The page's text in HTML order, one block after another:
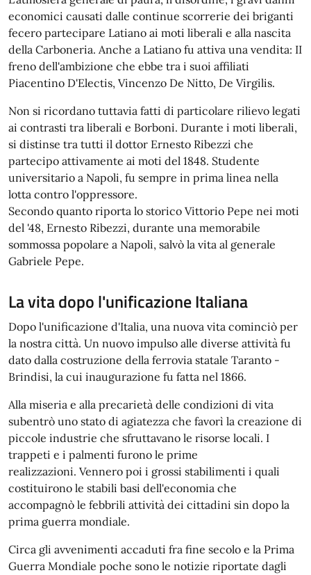
economici causati dalle continue scorrerie dei briganti
fecero partecipare Latiano ai moti liberali e alla nascita
della Carboneria. Anche a Latiano fu attiva una vendita: II
freno dell'ambizione che ebbe tra i suoi affiliati
Piacentino D'Electis, Vincenzo De Nitto, De Virgilis.
Non si ricordano tuttavia fatti di particolare rilievo legati
ai contrasti tra liberali e Borboni. Durante i moti liberali,
si distinse tra tutti il dottor Ernesto Ribezzi che
partecipo attivamente ai moti del 1848. Studente
universitario a Napoli, fu sempre in prima linea nella
lotta contro l'oppressore.
Secondo quanto riporta lo storico Vittorio Pepe nei moti
del '48, Ernesto Ribezzi, durante una memorabile
sommossa popolare a Napoli, salvò la vita al generale
Gabriele Pepe.
La vita dopo l'unificazione Italiana
Dopo l'unificazione d'Italia, una nuova vita cominciò per
la nostra città. Un nuovo impulso alle diverse attività fu
dato dalla costruzione della ferrovia statale Taranto -
Brindisi, la cui inaugurazione fu fatta nel 1866.
Alla miseria e alla precarietà delle condizioni di vita
subentrò uno stato di agiatezza che favorì la creazione di
piccole industrie che sfruttavano le risorse locali. I
trappeti e i palmenti furono le prime
realizzazioni. Vennero poi i grossi stabilimenti i quali
costituirono le stabili basi dell'economia che
accompagnò le febbrili attività dei cittadini sin dopo la
prima guerra mondiale.
Circa gli avvenimenti accaduti fra fine secolo e la Prima
Guerra Mondiale poche sono le notizie riportate dagli